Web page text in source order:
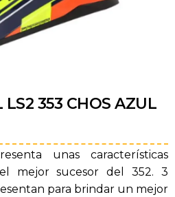
LS2 353 CHOS AZUL
unas características
mejor sucesor del 352. 3
para brindar un mejor